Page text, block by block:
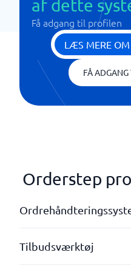
af dette
Få adgang til profilen
LÆS MERE
FÅ
Orderstep
Analyse af ydeevne
Artikelregister med priser
Tilbudsværktøj